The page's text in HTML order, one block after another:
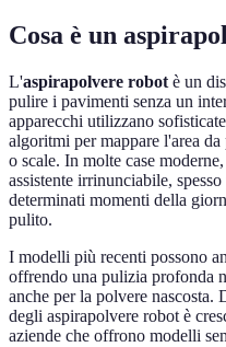
Cosa è un
L'aspirapolvere robot è un
pulire i pavimenti senza un
apparecchi utilizzano
algoritmi per mappare l'area
o scale. In molte case
assistente irrinunciabile,
determinati momenti della
pulito.
I modelli più recenti possono
offrendo una pulizia profonda
anche per la polvere
degli aspirapolvere robot è
aziende che offrono modelli